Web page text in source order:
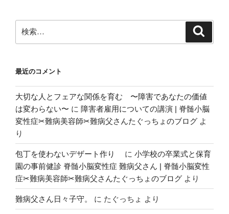
ー
シ
索:
最近のコメント
大切な人とフェアな関係を育む 〜障害であなたの価値
は変わらない〜 に 障害者雇用についての講演 | 脊髄小脳
変性症✂︎難病美容師✂︎難病父さんたぐっちょのブログ よ
り
包丁を使わないデザート作り に 小学校の卒業式と保育
園の事前健診 脊髄小脳変性症 難病父さん | 脊髄小脳変性
症✂︎難病美容師✂︎難病父さんたぐっちょのブログ より
難病父さん日々子守。 に たぐっちょ より